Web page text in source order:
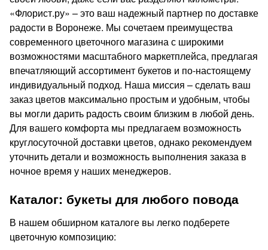
«Флорист.ру» – это ваш надежный партнер по доставке
радости в Воронеже. Мы сочетаем преимущества
современного цветочного магазина с широкими
возможностями масштабного маркетплейса, предлагая
впечатляющий ассортимент букетов и по-настоящему
индивидуальный подход. Наша миссия – сделать ваш
заказ цветов максимально простым и удобным, чтобы
вы могли дарить радость своим близким в любой день.
Для вашего комфорта мы предлагаем возможность
круглосуточной доставки цветов, однако рекомендуем
уточнить детали и возможность выполнения заказа в
ночное время у наших менеджеров.
Каталог: букеты для любого повода
В нашем обширном каталоге вы легко подберете
цветочную композицию: